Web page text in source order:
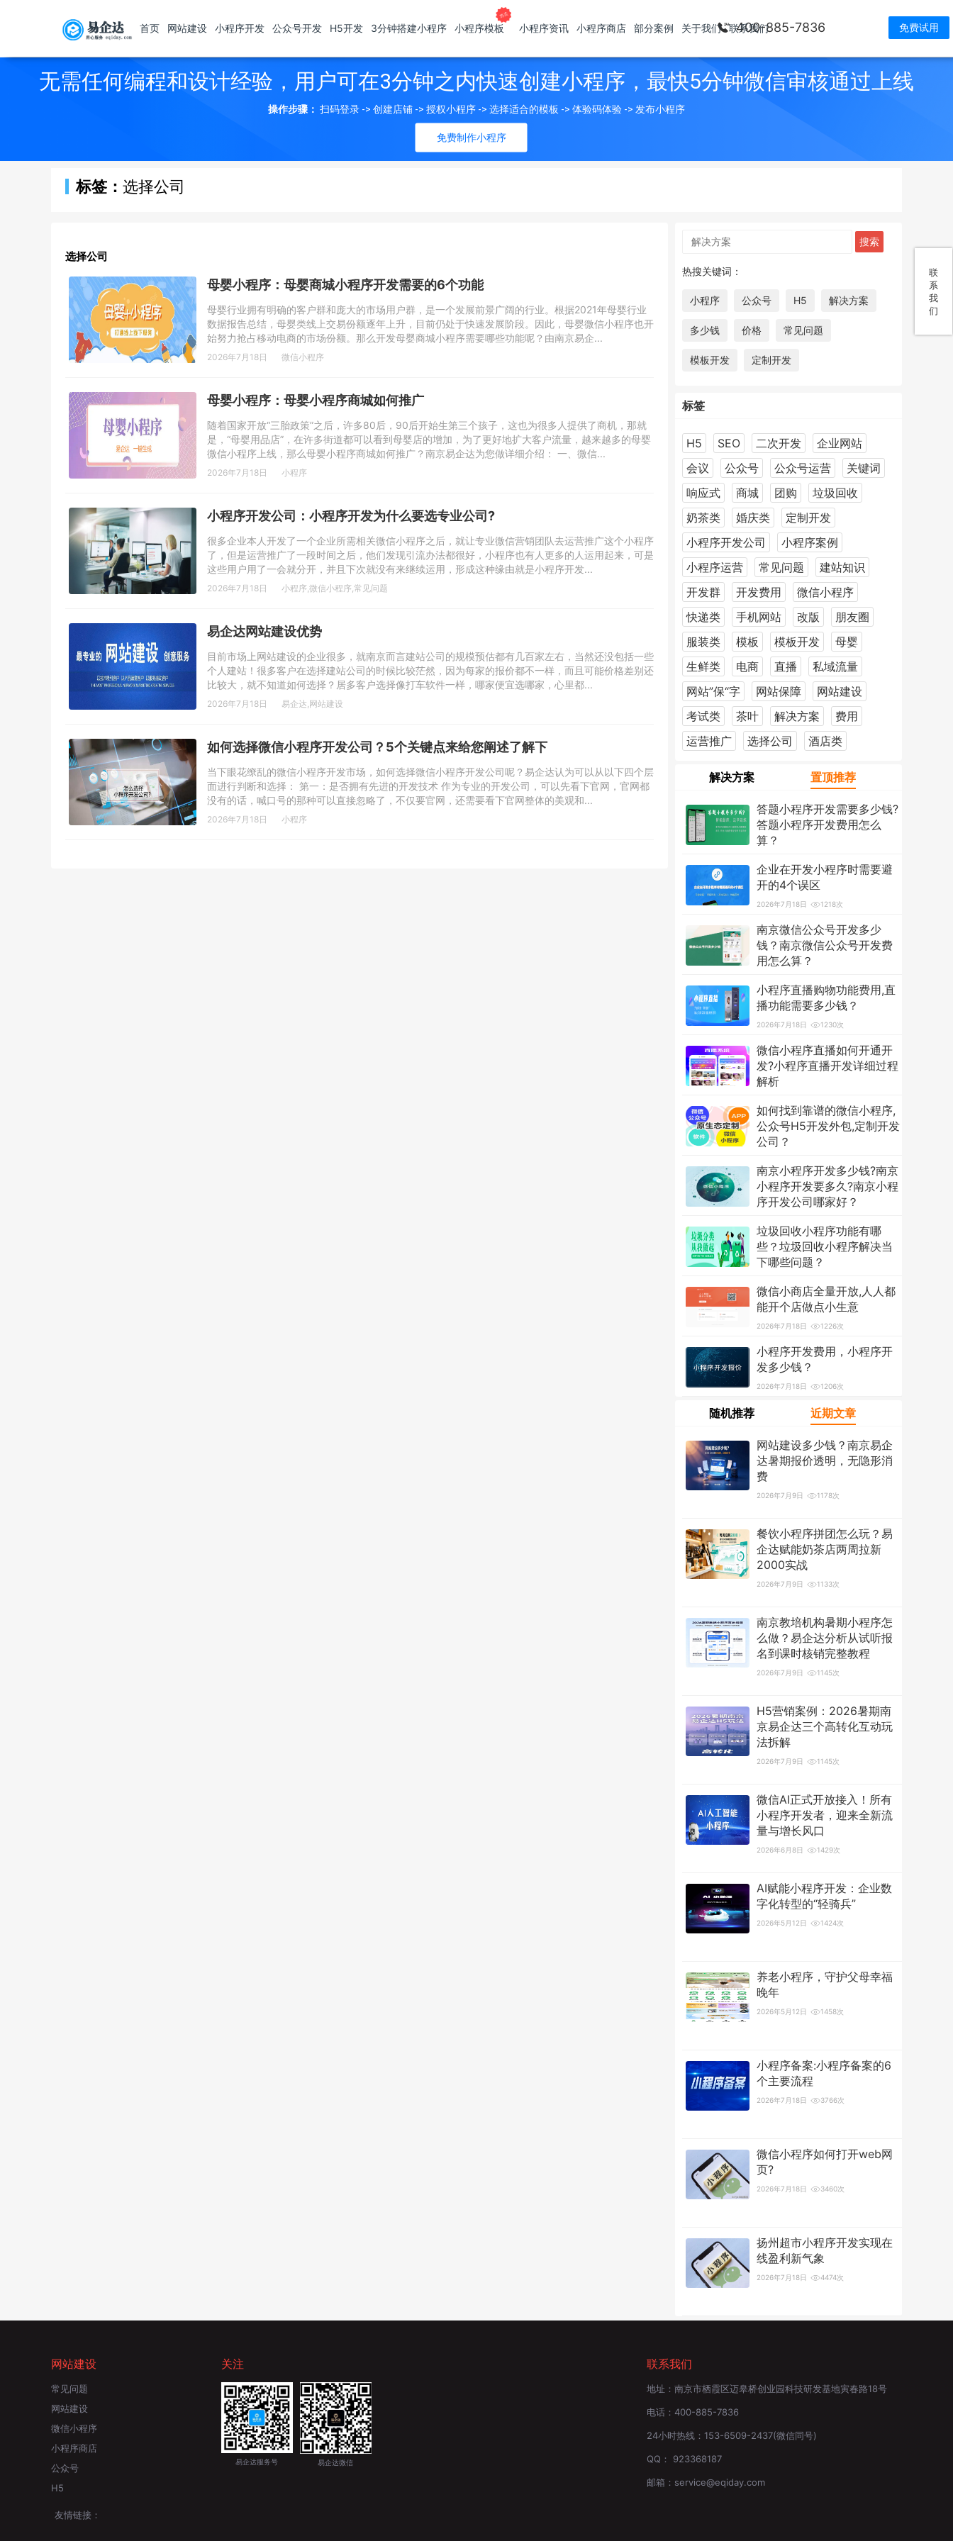
400-885-7836 免费试用
首页 网站建设 小程序开发 公众号开发 H5开发 3分钟搭建小程序 小程序模板 小程序资讯 小程序商店 部分案例 关于我们 联系我们
联
系
我
们
无需任何编程和设计经验，用户可在3分钟之内快速创建小程序，最快5分钟微信审核通过上线
免费制作小程序
操作步骤： 扫码登录 -> 创建店铺 -> 授权小程序 -> 选择适合的模板 -> 体验码体验 -> 发布小程序
标签： 选择公司
选择公司
母婴小程序：母婴商城小程序开发需要的6个功能
母婴行业拥有明确的客户群和庞大的市场用户群，是一个发展前景广阔的行业。根据2021年母婴行业
数据报告总结，母婴类线上交易份额逐年上升，目前仍处于快速发展阶段。因此，母婴微信小程序也开
始努力抢占移动电商的市场份额。那么开发母婴商城小程序需要哪些功能呢？由南京易企...
2026年7月18日 微信小程序
母婴小程序：母婴小程序商城如何推广
随着国家开放“三胎政策”之后，许多80后，90后开始生第三个孩子，这也为很多人提供了商机，那就
是，“母婴用品店”，在许多街道都可以看到母婴店的增加，为了更好地扩大客户流量，越来越多的母婴
微信小程序上线，那么母婴小程序商城如何推广？南京易企达为您做详细介绍： 一、微信...
2026年7月18日 小程序
小程序开发公司：小程序开发为什么要选专业公司?
很多企业本人开发了一个企业所需相关微信小程序之后，就让专业微信营销团队去运营推广这个小程序
了，但是运营推广了一段时间之后，他们发现引流办法都很好，小程序也有人更多的人运用起来，可是
这些用户用了一会就分开，并且下次就没有来继续运用，形成这种缘由就是小程序开发...
2026年7月18日 小程序 微信小程序 常见问题
易企达网站建设优势
目前市场上网站建设的企业很多，就南京而言建站公司的规模预估都有几百家左右，当然还没包括一些
个人建站！很多客户在选择建站公司的时候比较茫然，因为每家的报价都不一样，而且可能价格差别还
比较大，就不知道如何选择？居多客户选择像打车软件一样，哪家便宜选哪家，心里都...
2026年7月18日 易企达 网站建设
如何选择微信小程序开发公司？5个关键点来给您阐述了解下
当下眼花缭乱的微信小程序开发市场，如何选择微信小程序开发公司呢？易企达认为可以从以下四个层
面进行判断和选择： 第一：是否拥有先进的开发技术 作为专业的开发公司，可以先看下官网，官网都
没有的话，喊口号的那种可以直接忽略了，不仅要官网，还需要看下官网整体的美观和...
2026年7月18日 小程序
热搜关键词：
小程序 公众号 H5 解决方案
多少钱 价格 常见问题
模板开发 定制开发
标签
H5 SEO 二次开发
企业网站
会议
公众号 公众号运营
关键词
响应式
商城 团购
垃圾回收
奶茶类
婚庆类
定制开发
小程序开发公司
小程序案例
小程序运营
常见问题
建站知识
开发群
开发费用
微信小程序
快递类
手机网站 改版
朋友圈
服装类
模板 模板开发
母婴
生鲜类
电商 直播
私域流量
网站”保“字
网站保障
网站建设
考试类
茶叶 解决方案
费用
运营推广
选择公司 酒店类
解决方案 置顶推荐
答题小程序开发需要多少钱?
答题小程序开发费用怎么
算？
企业在开发小程序时需要避
开的4个误区
2026年7月18日 1218次
南京微信公众号开发多少
钱？南京微信公众号开发费
用怎么算？
小程序直播购物功能费用,直
播功能需要多少钱？
2026年7月18日 1230次
微信小程序直播如何开通开
发?小程序直播开发详细过程
解析
如何找到靠谱的微信小程序,
公众号H5开发外包,定制开发
公司？
南京小程序开发多少钱?南京
小程序开发要多久?南京小程
序开发公司哪家好？
垃圾回收小程序功能有哪
些？垃圾回收小程序解决当
下哪些问题？
微信小商店全量开放,人人都
能开个店做点小生意
2026年7月18日 1226次
小程序开发费用，小程序开
发多少钱？
2026年7月18日 1206次
随机推荐 近期文章
网站建设多少钱？南京易企
达暑期报价透明，无隐形消
费
2026年7月9日 1178次
餐饮小程序拼团怎么玩？易
企达赋能奶茶店两周拉新
2000实战
2026年7月9日 1133次
南京教培机构暑期小程序怎
么做？易企达分析从试听报
名到课时核销完整教程
2026年7月9日 1145次
H5营销案例：2026暑期南
京易企达三个高转化互动玩
法拆解
2026年7月9日 1145次
微信AI正式开放接入！所有
小程序开发者，迎来全新流
量与增长风口
2026年6月8日 1429次
AI赋能小程序开发：企业数
字化转型的“轻骑兵”
2026年5月12日 1424次
养老小程序，守护父母幸福
晚年
2026年5月12日 1458次
小程序备案:小程序备案的6
个主要流程
2026年7月18日 3766次
微信小程序如何打开web网
页?
2026年7月18日 3460次
扬州超市小程序开发实现在
线盈利新气象
2026年7月18日 4474次
网站建设
常见问题
网站建设
微信小程序
小程序商店
公众号
H5
关注
易企达服务号 易企达微信
联系我们
地址： 南京市栖霞区迈皋桥创业园科技研发基地寅春路18号
电话： 400-885-7836
24小时热线： 153-6509-2437(微信同号)
QQ： 923368187
邮箱： service@eqiday.com
友情链接：